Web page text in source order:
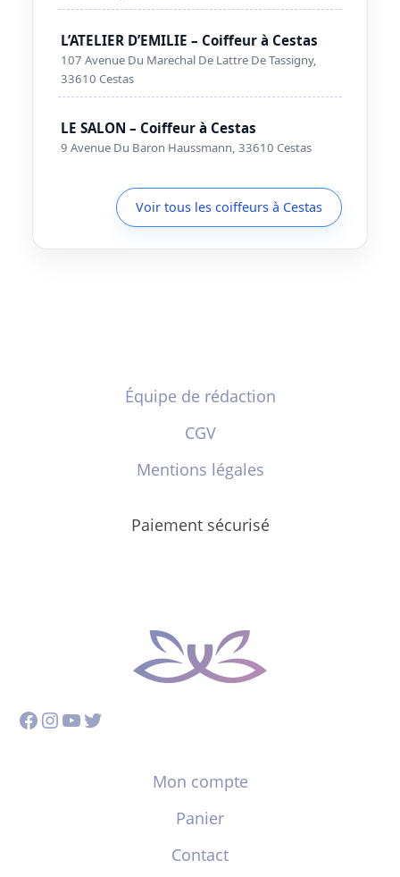
L’ATELIER D’EMILIE – Coiffeur à Cestas
107 Avenue Du Marechal De Lattre De Tassigny,
33610 Cestas
LE SALON – Coiffeur à Cestas
9 Avenue Du Baron Haussmann, 33610 Cestas
Voir tous les coiffeurs à Cestas
Équipe de rédaction
CGV
Mentions légales
Paiement sécurisé
Facebook
Instagram
YouTube
Twitter
Mon compte
Panier
Contact